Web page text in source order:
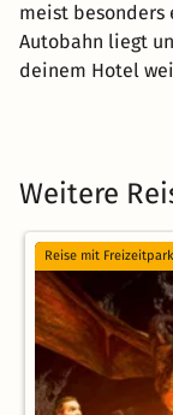
meist besonders
Autobahn liegt
deinem Hotel
Weitere
Reise mit